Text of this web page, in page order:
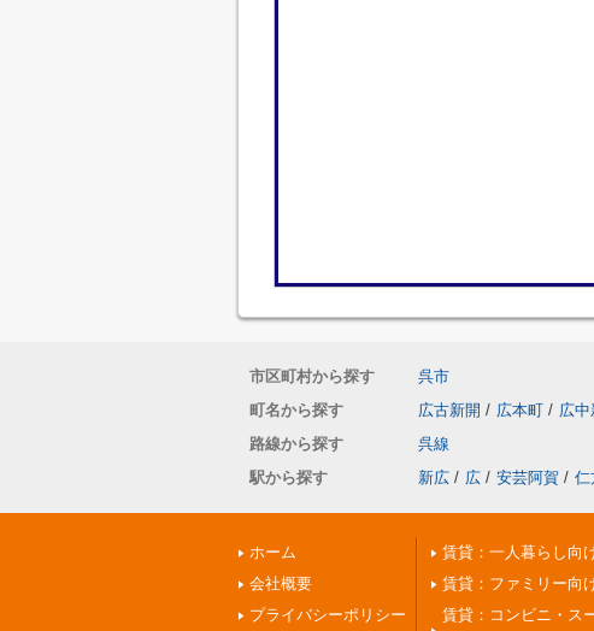
市区町村から探す
呉市
町名から探す
広古新開 / 広本町 / 広中
路線から探す
呉線
駅から探す
新広 / 広 / 安芸阿賀 / 仁
ホーム
会社概要
プライバシーポリシー
賃貸：一人暮らし向
賃貸：ファミリー向
賃貸：コンビニ・ス